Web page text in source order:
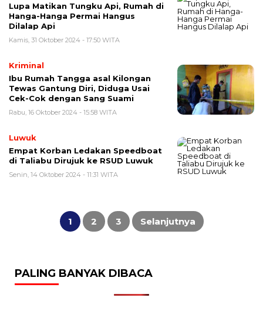
Lupa Matikan Tungku Api, Rumah di
Hanga-Hanga Permai Hangus
Dilalap Api
Kamis, 31 Oktober 2024 - 17:50 WITA
Kriminal
Ibu Rumah Tangga asal Kilongan
Tewas Gantung Diri, Diduga Usai
Cek-Cok dengan Sang Suami
Rabu, 16 Oktober 2024 - 15:58 WITA
Luwuk
Empat Korban Ledakan Speedboat
di Taliabu Dirujuk ke RSUD Luwuk
Senin, 14 Oktober 2024 - 11:31 WITA
Paginasi
1 2 3 Selanjutnya
PALING BANYAK DIBACA